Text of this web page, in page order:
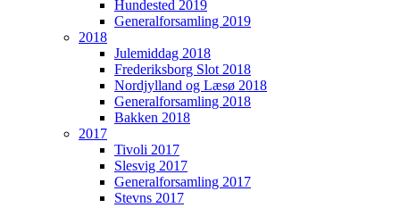
Hundested 2019
Generalforsamling 2019
2018
Julemiddag 2018
Frederiksborg Slot 2018
Nordjylland og Læsø 2018
Generalforsamling 2018
Bakken 2018
2017
Tivoli 2017
Slesvig 2017
Generalforsamling 2017
Stevns 2017